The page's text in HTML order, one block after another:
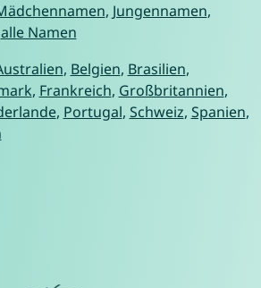
, Jungennamen,
alle Namen
, Belgien, Brasilien,
, Frankreich, Großbritannien,
, Portugal, Schweiz, Spanien,